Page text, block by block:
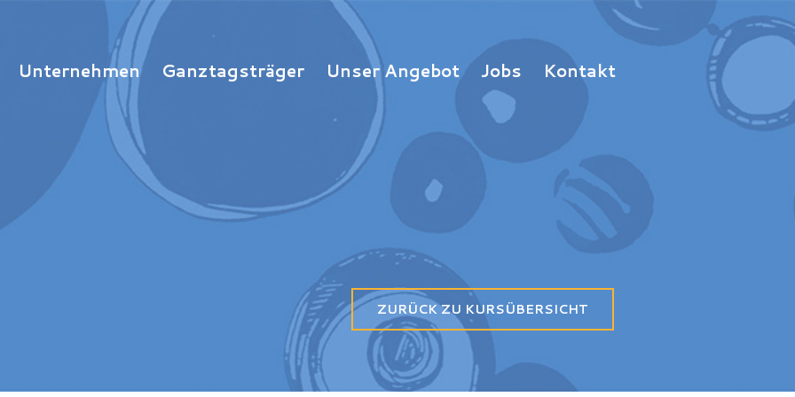
Unternehmen Ganztagsträger Unser Angebot Jobs Kontakt
ZURÜCK ZU KURSÜBERSICHT